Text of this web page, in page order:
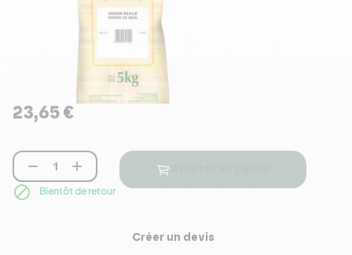
23,65 €
 
 Bientôt de retour
Créer un devis